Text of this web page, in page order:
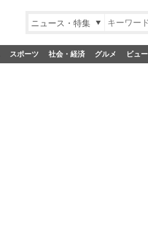
ニュース・特集
スポーツ 社会・経済 グルメ ビュ